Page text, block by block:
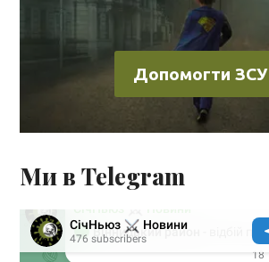
Допомогти ЗСУ
Ми в Telegram